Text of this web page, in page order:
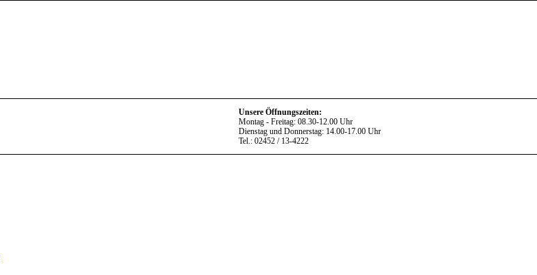
Unsere Öffnungszeiten:
Montag - Freitag: 08.30-12.00 Uhr
Dienstag und Donnerstag: 14.00-17.00 Uhr
Tel.: 02452 / 13-4222